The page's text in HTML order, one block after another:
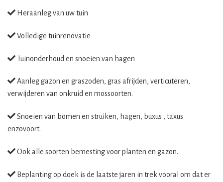
Heraanleg van uw tuin
Volledige tuinrenovatie
Tuinonderhoud en snoeien van hagen
Aanleg gazon en graszoden, gras afrijden, verticuteren,
verwijderen van onkruid en mossoorten.
Snoeien van bomen en struiken, hagen, buxus , taxus
enzovoort.
Ook alle soorten bemesting voor planten en gazon.
Beplanting op doek is de laatste jaren in trek vooral om dat er